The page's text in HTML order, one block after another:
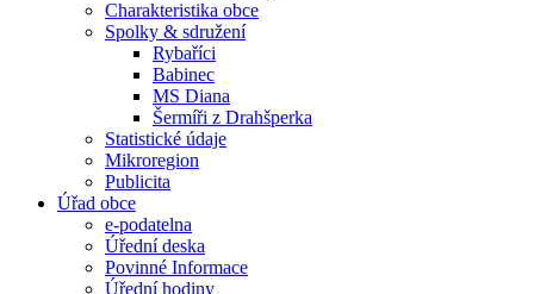
Charakteristika obce
Spolky & sdružení
Rybaříci
Babinec
MS Diana
Šermíři z Drahšperka
Statistické údaje
Mikroregion
Publicita
Úřad obce
e-podatelna
Úřední deska
Povinné Informace
Úřední hodiny